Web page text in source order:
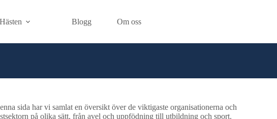
Blogg Om oss
sida har vi samlat en översikt över de viktigaste organisationerna och
på olika sätt, från avel och uppfödning till utbildning och sport.